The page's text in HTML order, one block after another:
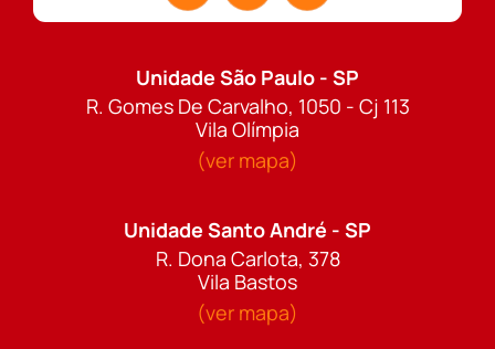
Unidade São Paulo - SP
R. Gomes De Carvalho, 1050 - Cj 113
Vila Olímpia
(ver mapa)
Unidade Santo André - SP
R. Dona Carlota, 378
Vila Bastos
(ver mapa)